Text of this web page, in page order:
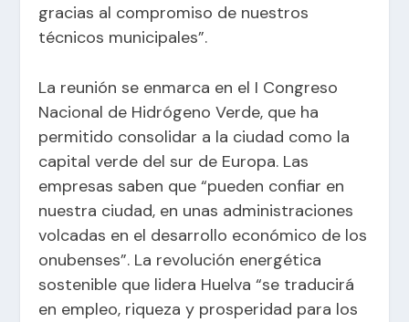
gracias al compromiso de nuestros
técnicos municipales”.
La reunión se enmarca en el I Congreso
Nacional de Hidrógeno Verde, que ha
permitido consolidar a la ciudad como la
capital verde del sur de Europa. Las
empresas saben que “pueden confiar en
nuestra ciudad, en unas administraciones
volcadas en el desarrollo económico de los
onubenses”. La revolución energética
sostenible que lidera Huelva “se traducirá
en empleo, riqueza y prosperidad para los